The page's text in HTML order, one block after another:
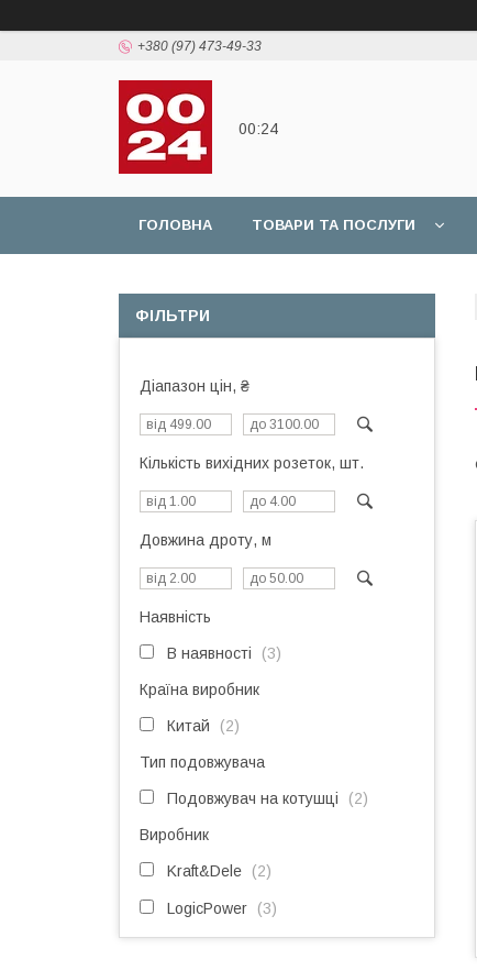
+380 (97) 473-49-33
00:24
ГОЛОВНА ТОВАРИ ТА ПОСЛУГИ
ФІЛЬТРИ
Діапазон цін, ₴
Кількість вихідних розеток, шт.
Довжина дроту, м
Наявність
В наявності 3
Країна виробник
Китай 2
Тип подовжувача
Подовжувач на котушці 2
Виробник
Kraft&Dele 2
LogicPower 3